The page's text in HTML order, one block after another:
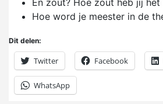
En zout? Hoe zout heb jij het
Hoe word je meester in de
Dit delen:
Twitter Facebook
WhatsApp